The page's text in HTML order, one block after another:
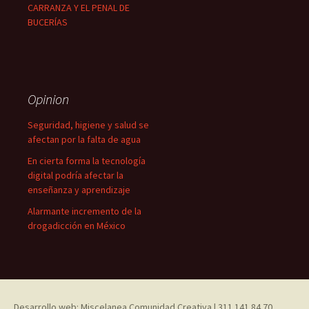
CARRANZA Y EL PENAL DE
BUCERÍAS
Opinion
Seguridad, higiene y salud se
afectan por la falta de agua
En cierta forma la tecnología
digital podría afectar la
enseñanza y aprendizaje
Alarmante incremento de la
drogadicción en México